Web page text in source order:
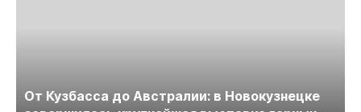
От Кузбасса до Австралии: в Новокузнецке